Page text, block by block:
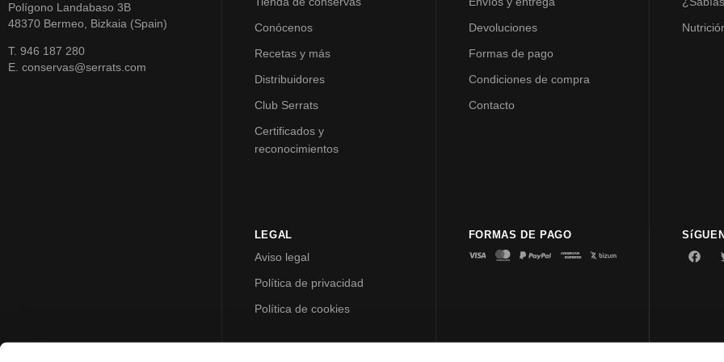
Polígono Landabaso 3B
48370 Bermeo, Bizkaia (Spain)
T. 946 187 280
E. conservas@serrats.com
Conócenos
Recetas y más
Distribuidores
Club Serrats
Certificados y
reconocimientos
Devoluciones
Formas de pago
Condiciones de compra
Contacto
LEGAL
Aviso legal
Política de privacidad
Política de cookies
FORMAS DE PAGO